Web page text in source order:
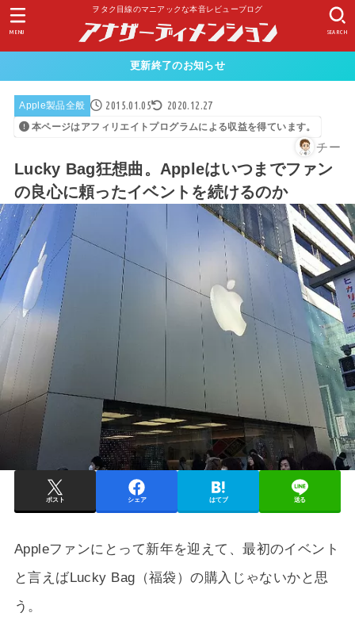
ヲタク目線のマニアックな本音レビューブログ
SEARCH
MENU
更新終了のお知らせ
Apple製品全般 2015.01.05 2020.12.27
本ページはアフィリエイトプログラムによる収益を得ています。
チー
Lucky Bag狂想曲。Appleはいつまでファン
の良心に頼ったイベントを続けるのか
ポスト シェア はてブ 送る
Appleファンにとって新年を迎えて、最初のイベント
と言えばLucky Bag（福袋）の購入じゃないかと思
う。